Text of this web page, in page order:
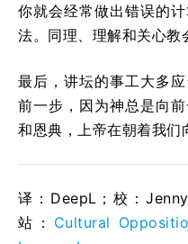
你就会经常做出错误的
法。同理、理解和关心教
最后，讲坛的事工大多
前一步，因为神总是向
和恩典，上帝在朝着我们
译：DeepL；校：
站： Cultural